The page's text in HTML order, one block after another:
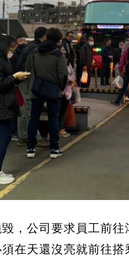
，公司要求員工前
須在天還沒亮就前往搭